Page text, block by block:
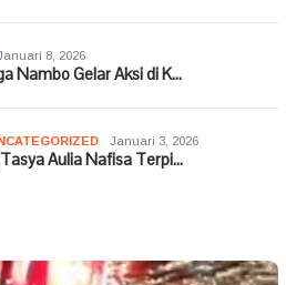
8, 2026
Nambo Gelar Aksi di K…
Januari 3, 2026
Aulia Nafisa Terpi…